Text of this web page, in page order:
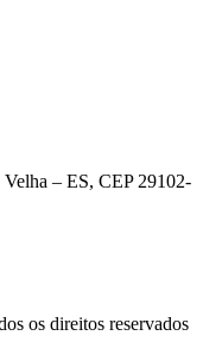
– ES, CEP 29102-
os direitos reservados